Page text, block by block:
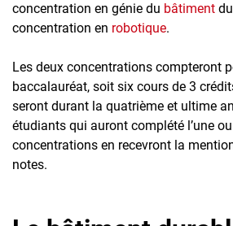
concentration en génie du bâtiment
concentration en robotique.
Les deux concentrations compteront
baccalauréat, soit six cours de 3
seront durant la quatrième et ultime
étudiants qui auront complété l’une ou
concentrations en recevront la
notes.